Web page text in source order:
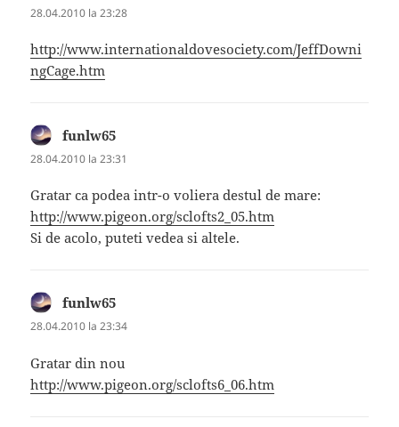
28.04.2010 la 23:28
http://www.internationaldovesociety.com/JeffDowni
ngCage.htm
funlw65
28.04.2010 la 23:31
Gratar ca podea intr-o voliera destul de mare:
http://www.pigeon.org/sclofts2_05.htm
Si de acolo, puteti vedea si altele.
funlw65
28.04.2010 la 23:34
Gratar din nou
http://www.pigeon.org/sclofts6_06.htm